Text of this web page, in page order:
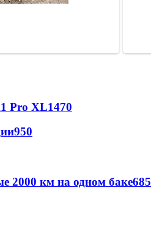
Pro XL1470
950
2000 км на одном баке685